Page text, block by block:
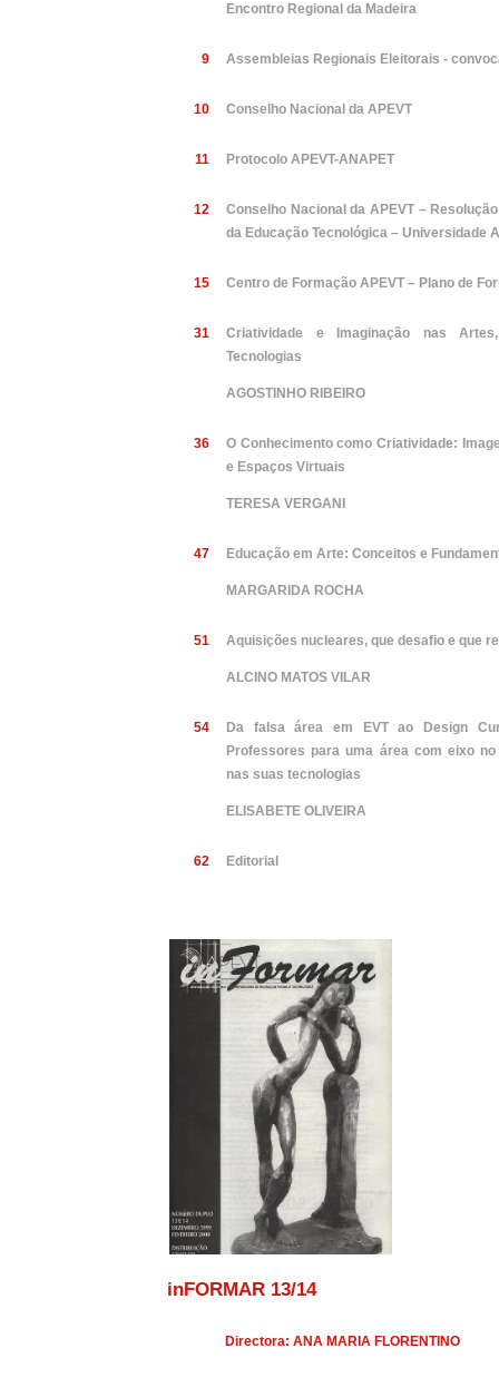
Encontro Regional da Madeira
9 Assembleias Regionais Eleitorais -
10 Conselho Nacional da APEVT
11 Protocolo APEVT-ANAPET
12
Conselho Nacional da APEVT –
da Educação Tecnológica – Universidade
15 Centro de Formação APEVT – Plano de
31
Criatividade e Imaginação nas
Tecnologias
AGOSTINHO RIBEIRO
36
O Conhecimento como Criatividade:
e Espaços Virtuais
TERESA VERGANI
47 Educação em Arte: Conceitos e
MARGARIDA ROCHA
51 Aquisições nucleares, que desafio e que
ALCINO MATOS VILAR
54
Da falsa área em EVT ao Design
Professores para uma área com eixo
nas suas tecnologias
ELISABETE OLIVEIRA
62 Editorial
inFORMAR 13/14
Directora: ANA MARIA FLORENTINO